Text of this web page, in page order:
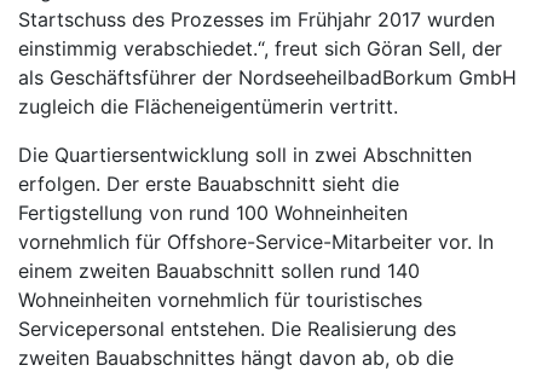
Startschuss des Prozesses im Frühjahr 2017 wurden
einstimmig verabschiedet.“, freut sich Göran Sell, der
als Geschäftsführer der NordseeheilbadBorkum GmbH
zugleich die Flächeneigentümerin vertritt.
Die Quartiersentwicklung soll in zwei Abschnitten
erfolgen. Der erste Bauabschnitt sieht die
Fertigstellung von rund 100 Wohneinheiten
vornehmlich für Offshore-Service-Mitarbeiter vor. In
einem zweiten Bauabschnitt sollen rund 140
Wohneinheiten vornehmlich für touristisches
Servicepersonal entstehen. Die Realisierung des
zweiten Bauabschnittes hängt davon ab, ob die